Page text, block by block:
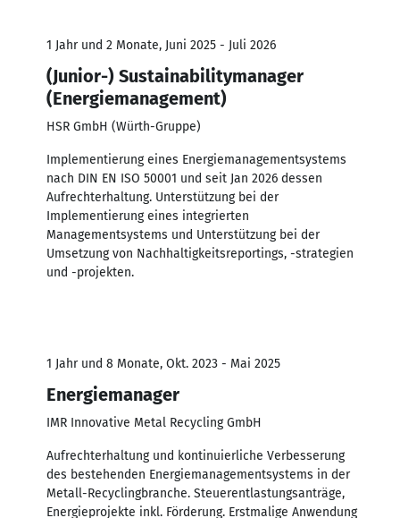
1 Jahr und 2 Monate, Juni 2025 - Juli 2026
(Junior-) Sustainabilitymanager
(Energiemanagement)
HSR GmbH (Würth-Gruppe)
Implementierung eines Energiemanagementsystems
nach DIN EN ISO 50001 und seit Jan 2026 dessen
Aufrechterhaltung. Unterstützung bei der
Implementierung eines integrierten
Managementsystems und Unterstützung bei der
Umsetzung von Nachhaltigkeitsreportings, -strategien
und -projekten.
1 Jahr und 8 Monate, Okt. 2023 - Mai 2025
Energiemanager
IMR Innovative Metal Recycling GmbH
Aufrechterhaltung und kontinuierliche Verbesserung
des bestehenden Energiemanagementsystems in der
Metall-Recyclingbranche. Steuerentlastungsanträge,
Energieprojekte inkl. Förderung. Erstmalige Anwendung